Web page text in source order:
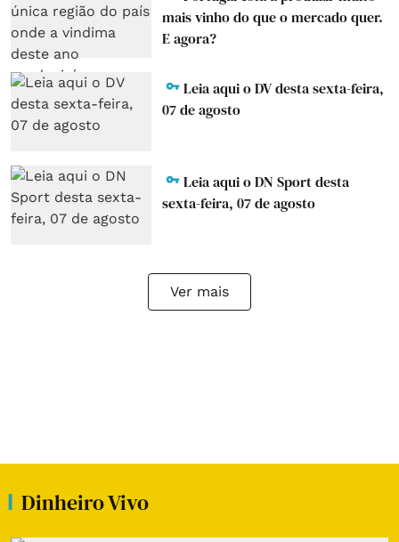
mais vinho do que o mercado quer.
E agora?
Leia aqui o DV desta sexta-feira,
07 de agosto
Leia aqui o DN Sport desta
sexta-feira, 07 de agosto
Ver mais
Dinheiro Vivo